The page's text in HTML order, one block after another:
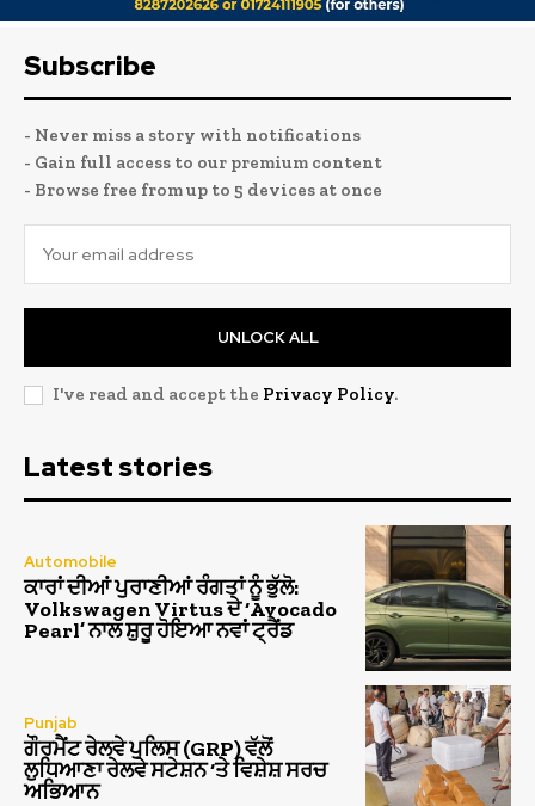
Subscribe
- Never miss a story with notifications
- Gain full access to our premium content
- Browse free from up to 5 devices at once
UNLOCK ALL
I've read and accept the Privacy Policy.
Latest stories
Automobile
ਕਾਰਾਂ ਦੀਆਂ ਪੁਰਾਣੀਆਂ ਰੰਗਤਾਂ ਨੂੰ ਭੁੱਲੋ:
Volkswagen Virtus ਦੇ ‘Avocado
Pearl’ ਨਾਲ ਸ਼ੁਰੂ ਹੋਇਆ ਨਵਾਂ ਟ੍ਰੈਂਡ
Punjab
ਗੌਰਮੈਂਟ ਰੇਲਵੇ ਪੁਲਿਸ (GRP) ਵੱਲੋਂ
ਲੁਧਿਆਣਾ ਰੇਲਵੇ ਸਟੇਸ਼ਨ ‘ਤੇ ਵਿਸ਼ੇਸ਼ ਸਰਚ
ਅਭਿਆਨ